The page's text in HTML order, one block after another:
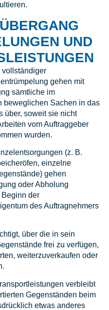
UND
vollständiger
gehen mit
sämtliche im
beweglichen Sachen in das
über, soweit sie nicht
vom Auftraggeber
wurden.
(z. B.
einzelne
gehen
oder Abholung
Beginn der
des Auftragnehmers
über die in sein
frei zu verfügen,
weiterzuverkaufen oder
verbleibt
Gegenständen beim
etwas anderes